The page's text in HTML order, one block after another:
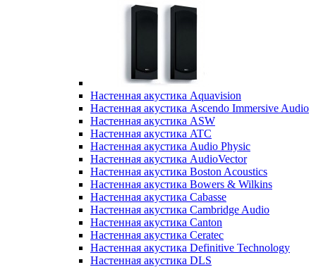
Настенная акустика Aquavision
Настенная акустика Ascendo Immersive Audio
Настенная акустика ASW
Настенная акустика ATC
Настенная акустика Audio Physic
Настенная акустика AudioVector
Настенная акустика Boston Acoustics
Настенная акустика Bowers & Wilkins
Настенная акустика Cabasse
Настенная акустика Cambridge Audio
Настенная акустика Canton
Настенная акустика Ceratec
Настенная акустика Definitive Technology
Настенная акустика DLS